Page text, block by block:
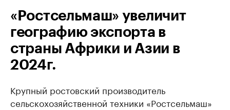
«Ростсельмаш» увеличит
географию экспорта в
страны Африки и Азии в
2024г.
Крупный ростовский производитель
сельскохозяйственной техники «Ростсельмаш»